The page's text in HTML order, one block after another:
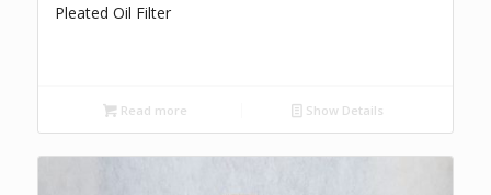
Pleated Oil Filter
Read more Show Details